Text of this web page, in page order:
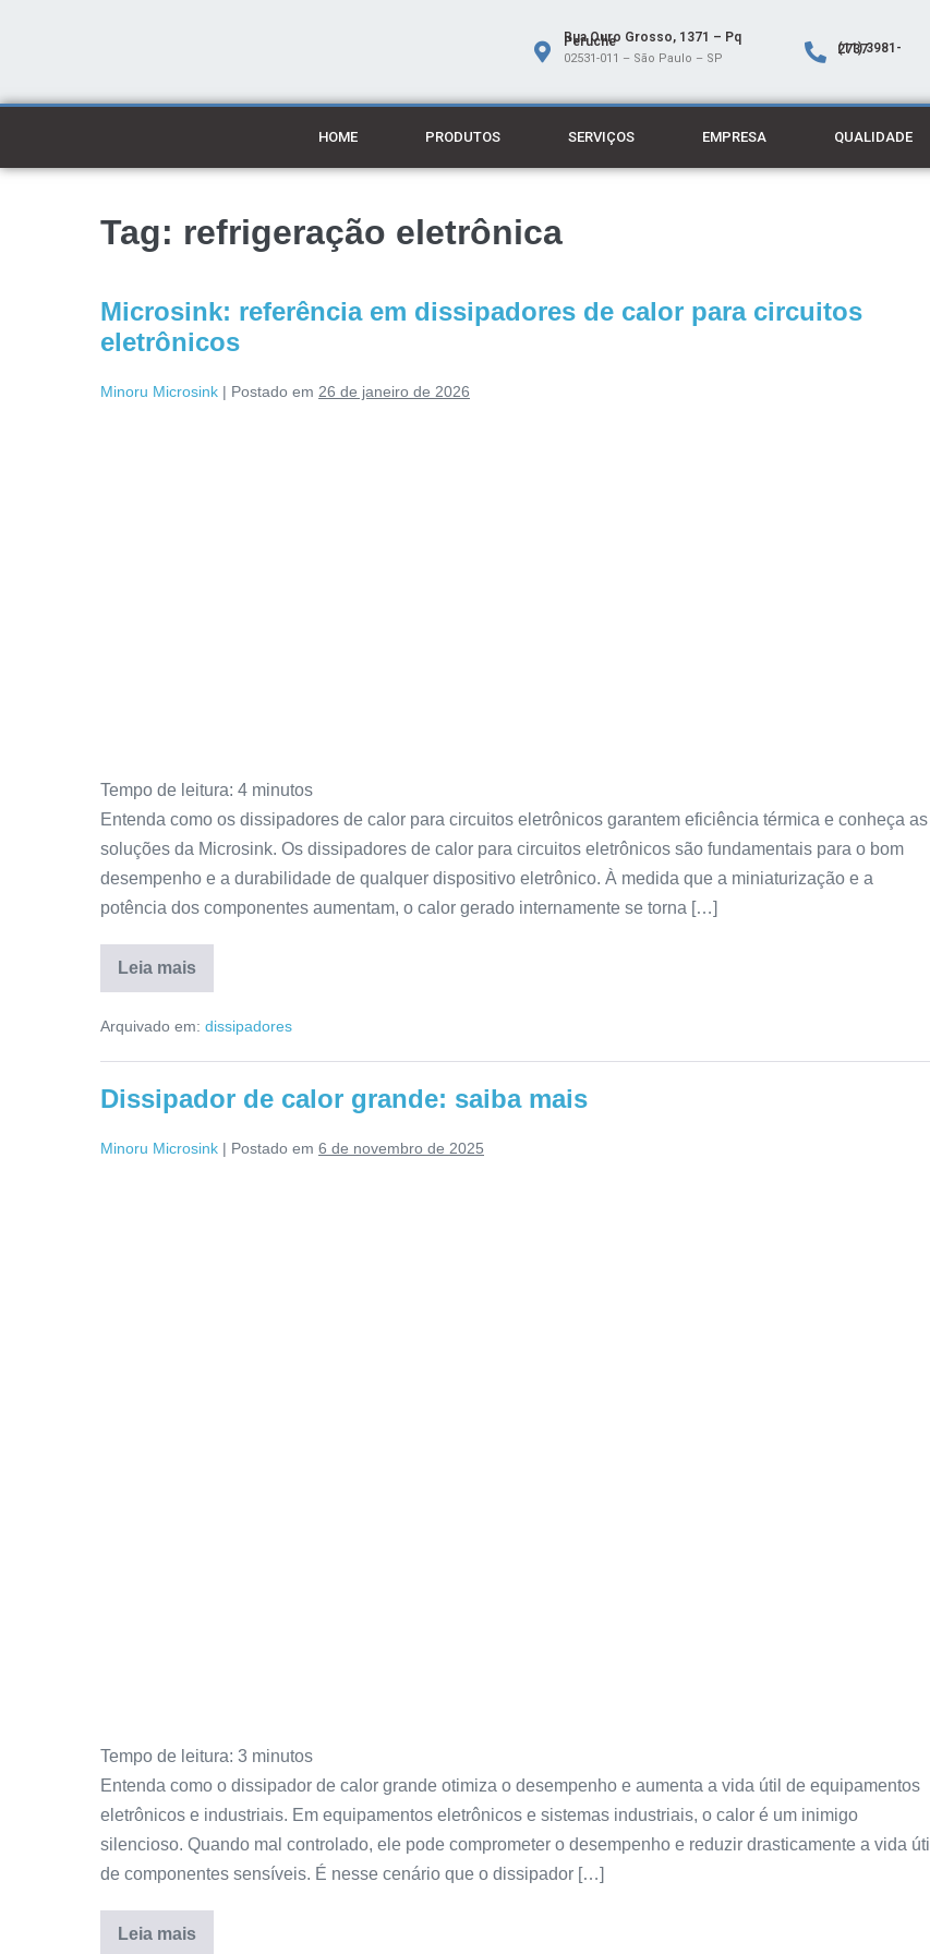
Rua Ouro Grosso, 1371 – Pq
Peruche
02531-011 – São Paulo – SP
(11) 3981-2737
HOME PRODUTOS SERVIÇOS EMPRESA QUALIDADE
Tag: refrigeração eletrônica
Microsink: referência em dissipadores de calor para circuitos
eletrônicos
Minoru Microsink | Postado em 26 de janeiro de 2026
Tempo de leitura: 4 minutos
Entenda como os dissipadores de calor para circuitos eletrônicos garantem eficiência térmica e conheça as
soluções da Microsink. Os dissipadores de calor para circuitos eletrônicos são fundamentais para o bom
desempenho e a durabilidade de qualquer dispositivo eletrônico. À medida que a miniaturização e a
potência dos componentes aumentam, o calor gerado internamente se torna […]
Leia mais
Arquivado em: dissipadores
Dissipador de calor grande: saiba mais
Minoru Microsink | Postado em 6 de novembro de 2025
Tempo de leitura: 3 minutos
Entenda como o dissipador de calor grande otimiza o desempenho e aumenta a vida útil de equipamentos
eletrônicos e industriais. Em equipamentos eletrônicos e sistemas industriais, o calor é um inimigo
silencioso. Quando mal controlado, ele pode comprometer o desempenho e reduzir drasticamente a vida útil
de componentes sensíveis. É nesse cenário que o dissipador […]
Leia mais